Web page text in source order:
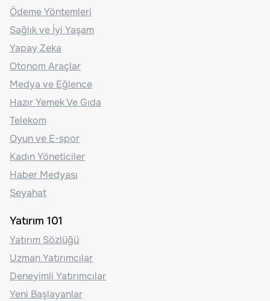
Ödeme Yöntemleri
Sağlık ve İyi Yaşam
Yapay Zeka
Otonom Araçlar
Medya ve Eğlence
Hazır Yemek Ve Gıda
Telekom
Oyun ve E-spor
Kadın Yöneticiler
Haber Medyası
Seyahat
Yatırım 101
Yatırım Sözlüğü
Uzman Yatırımcılar
Deneyimli Yatırımcılar
Yeni Başlayanlar